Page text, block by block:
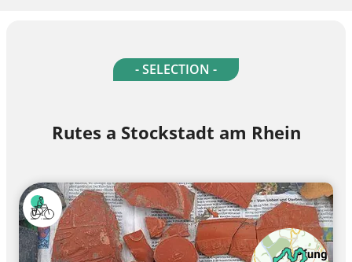
- SELECTION -
Rutes a Stockstadt am Rhein